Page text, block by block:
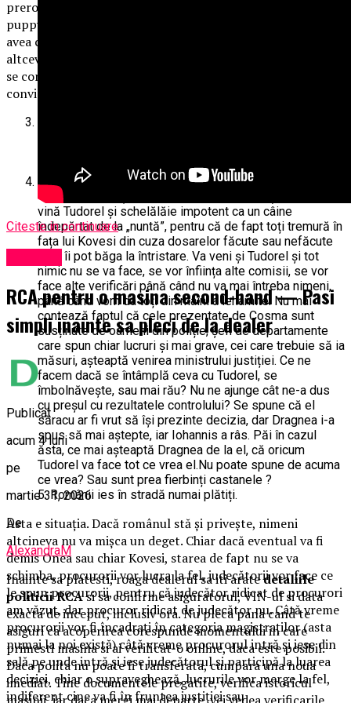
prerogative din spinarea președintelui (care este un bun
puppy și dă frumos din coadă în fața Germaniei). Dacă mai
avea cineva dubii că marea Uniune Europeană nu este nimic
altceva decât o dictatură fără principii și fără de lege, care
se conduce după interese și simpatii personale,se poate
convinge acuma.
doamnei Kovesi și ale D.N.A.;
Lașitatea și trădarea conducerii P.S.D., a celor care spun
că guvernează țara, a Parlamentului, care așteaptă să
vină Tudorel și schelălăie impotent ca un câine
îndepărtat de la „nuntă”, pentru că de fapt toți tremură în
fața lui Kovesi din cuza dosarelor făcute sau nefăcute
care îi pot băga la întristare. Va veni și Tudorel și tot
nimic nu se va face, se vor înființa alte comisii, se vor
face alte verificări până când nu va mai întreba nimeni,
până când vom da toți din mâini a lehamite. Nu mai
contează faptul că cele prezentate de Cosma sunt
susținute de oameni din poliție, șefi de departamente
care spun chiar lucruri și mai grave, cei care trebuie să ia
măsuri, așteaptă venirea ministrului justiției. Ce ne
facem dacă se întâmplă ceva cu Tudorel, se
îmbolnăvește, sau mai rău? Nu ne ajunge cât ne-a dus
cu preșul cu rezultatele controlului? Se spune că el
săracu ar fi vrut să își prezinte decizia, dar Dragnea i-a
spus să mai aștepte, iar Iohannis a râs. Păi în cazul
ăsta, ce mai așteaptă Dragnea de la el, că oricum
Tudorel va face tot ce vrea el.Nu poate spune de acuma
ce vrea? Sau sunt prea fierbinți castanele ?
5. Românii ies în stradă numai plătiți.
Asta e situația. Dacă românul stă și privește, nimeni
altcineva nu va mișca un deget. Chiar dacă eventual va fi
demis Onea sau chiar Kovesi, starea de fapt nu se va
schimba, procurorii vor lucra la fel, judecătorii vor face ce
le spun procurorii, pentru că judecător ridicat de procurori
am văzut, dar procuror ridicat de judecător nu. Câtă vreme
procurorii vor fi încadrați în categoria magistraților (asta
numai la noi există) câtă vreme procurorul intră și iese din
sală pe unde intră și iese judecătorul și participă la luarea
deciziei, chiar o supraveghează, lucrurile vor merge la fel,
indiferent cine va fi în fruntea justiției sau
Citeste in continuare
RCA pentru o masina second-hand — Pasi
simpli inainte sa pleci de la dealer
Publicat
acum 4 luni
pe
martie 31, 2026
De
AlexandraM
Inainte sa platesti, roaga dealerul sa iti aratedetaliile
politicii RCAsi sa confirme asiguratorul, VIN-ul si data
exacta de inceput, inclusiv ora. Nu pleca pana cand te
asiguri ca acoperirea corespunde momentului in care
primesti masina si ai verificat-o online, daca este posibil.
Daca polita nu poate fi transferata, cumpara una noua
imediat. Tine documentele pregatite, verifica istoricul